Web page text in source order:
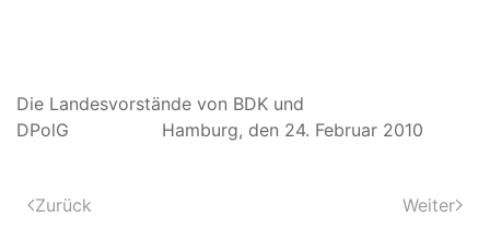
Die Landesvorstände von BDK und
DPolG Hamburg, den 24. Februar 2010
Zurück Weiter